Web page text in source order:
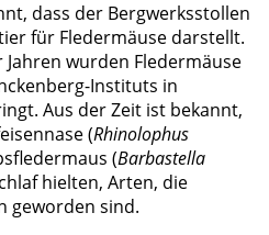
dass der Bergwerksstollen
für Fledermäuse darstellt.
wurden Fledermäuse
Instituts in
Aus der Zeit ist bekannt,
(Rhinolophus
(Barbastella
hielten, Arten, die
geworden sind.